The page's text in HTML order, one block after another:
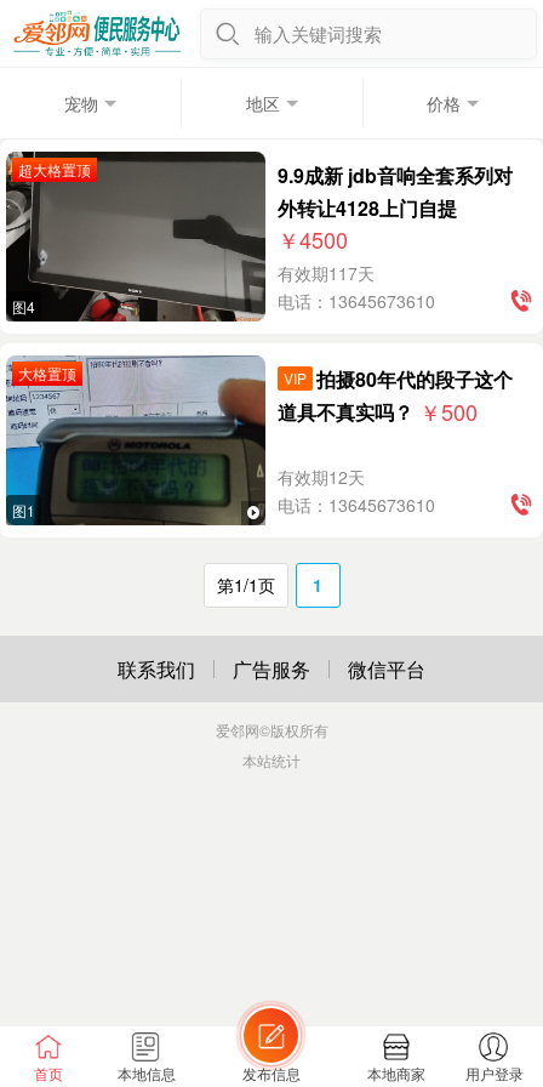
输入关键词搜索
宠物 地区 价格
超大格置顶
图4
9.9成新 jdb音响全套系列对
外转让4128上门自提
￥4500
有效期117天
电话：13645673610
大格置顶
图1
VIP 拍摄80年代的段子这个
道具不真实吗？ ￥500
有效期12天
电话：13645673610
第1/1页 1
首页 本地信息 发布信息 本地商家 用户登录
联系我们 广告服务 微信平台
爱邻网©版权所有
本站统计